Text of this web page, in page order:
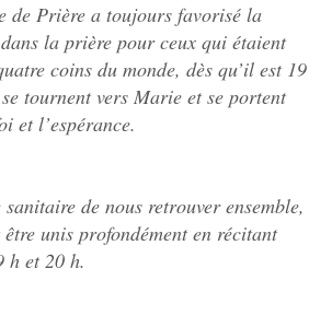
de Prière a toujours favorisé la
la prière pour ceux qui étaient
coins du monde, dès qu’il est 19
tournent vers Marie et se portent
et l’espérance.
de nous retrouver ensemble,
unis profondément en récitant
h et 20 h.